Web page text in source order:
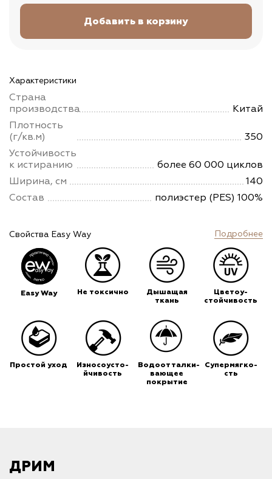
Характеристики
Страна
производства
Китай
Плотность
(г/кв.м)
350
Устойчивость
к истиранию
более 60 000 циклов
Ширина, см
140
Состав
полиэстер (PES) 100%
Свойства Easy Way Подробнее
Easy Way Не токсично
Дышащая
ткань
Цветоу-
стойчивость
Простой уход
Износоусто-
йчивость
Водоотталки-
вающее
покрытие
Супермягко-
сть
ДРИМ